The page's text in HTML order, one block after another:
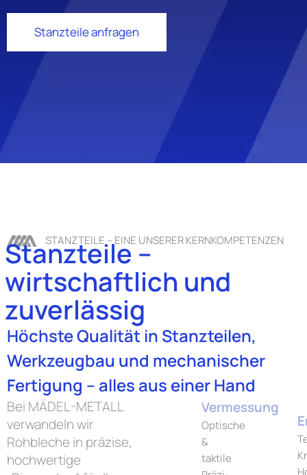
Stanzteile anfragen
STANZTEILE – EINE UNSERER KERNKOMPETENZEN
Stanzteile –
wirtschaftlich und
zuverlässig
Höchste Qualität in Stanzteilen,
Werkzeugbau und mechanischer
Fertigung – alles aus einer Hand
Bei MÄDEL-METALL
verwandeln wir
Rohbleche in präzise,
hochwertige
Vermessung
Optische
&
taktile